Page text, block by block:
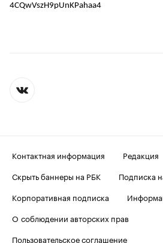
4CQwVszH9pUnKPahaa4
Контактная информация
Редакция
Скрыть баннеры на РБК
Подписка
Корпоративная подписка
О соблюдении авторских прав
Пользовательское соглашение